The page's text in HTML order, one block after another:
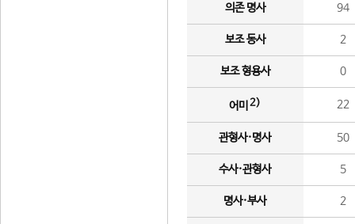
의존 명사 94
보조 동사 2
보조 형용사 0
어미 2) 22
관형사·명사 50
수사·관형사 5
명사·부사 2